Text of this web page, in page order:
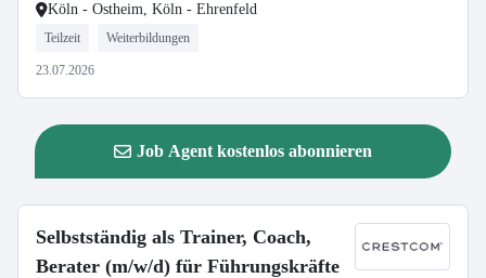
Köln - Ostheim, Köln - Ehrenfeld
Teilzeit Weiterbildungen
23.07.2026
Job Agent kostenlos abonnieren
Selbstständig als Trainer, Coach,
Berater (m/w/d) für Führungskräfte